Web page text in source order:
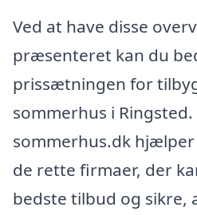
Ved at have disse
præsenteret kan du
prissætningen for
sommerhus i
sommerhus.dk
de rette firmaer, der
bedste tilbud og sikre,